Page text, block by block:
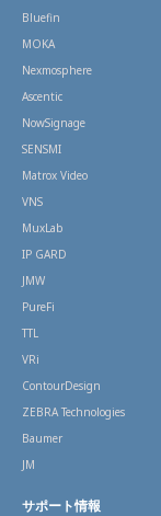
Bluefin
MOKA
Nexmosphere
Ascentic
NowSignage
SENSMI
Matrox Video
VNS
MuxLab
IP GARD
JMW
PureFi
TTL
VRi
ContourDesign
ZEBRA Technologies
Baumer
JM
サポート情報